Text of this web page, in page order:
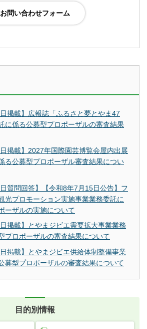
日掲載】広報誌「ふるさと夢とやま47
に係る公募型プロポーザルの審査結果
日掲載】2027年国際園芸博覧会屋内出展
る公募型プロポーザル審査結果につい
日質問回答】【令和8年7月15日公告】フ
光プロモーション実施事業業務委託に
ーザルの実施について
日掲載】とやまジビエ需要拡大事業業務
プロポーザルの審査結果について
日掲載】とやまジビエ供給体制整備事業
募型プロポーザルの審査結果について
目的別情報